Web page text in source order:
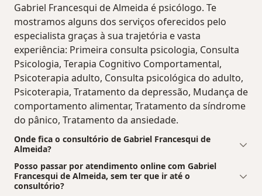
Gabriel Francesqui de Almeida é psicólogo. Te
mostramos alguns dos serviços oferecidos pelo
especialista graças à sua trajetória e vasta
experiência: Primeira consulta psicologia, Consulta
Psicologia, Terapia Cognitivo Comportamental,
Psicoterapia adulto, Consulta psicológica do adulto,
Psicoterapia, Tratamento da depressão, Mudança de
comportamento alimentar, Tratamento da síndrome
do pânico, Tratamento da ansiedade.
Onde fica o consultório de Gabriel Francesqui de
Almeida?
Posso passar por atendimento online com Gabriel
Francesqui de Almeida, sem ter que ir até o
consultório?